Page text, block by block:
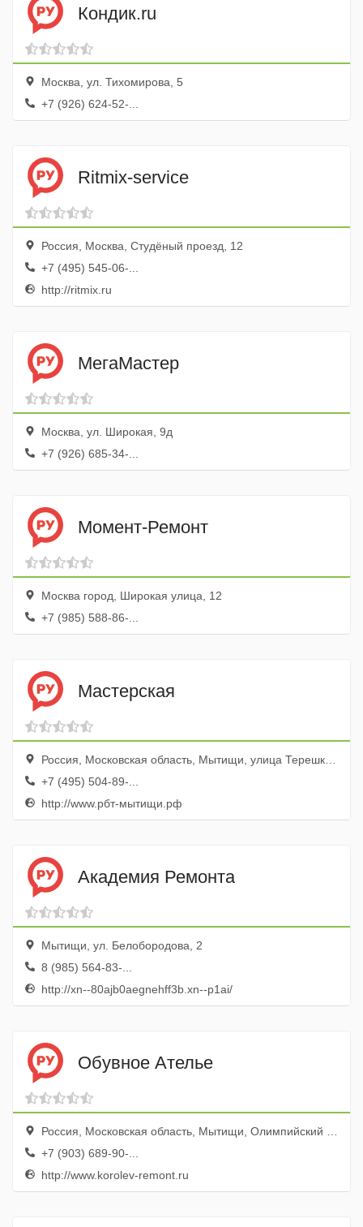
Кондик.ru
Москва, ул. Тихомирова, 5
+7 (926) 624-52-...
Ritmix-service
Россия, Москва, Студёный проезд, 12
+7 (495) 545-06-...
http://ritmix.ru
МегаМастер
Москва, ул. Широкая, 9д
+7 (926) 685-34-...
Момент-Ремонт
Москва город, Широкая улица, 12
+7 (985) 588-86-...
Мастерская
Россия, Московская область, Мытищи, улица Терешковой, 1А, Дом Быта, оф. 203
+7 (495) 504-89-...
http://www.рбт-мытищи.рф
Академия Ремонта
Мытищи, ул. Белобородова, 2
8 (985) 564-83-...
http://xn--80ajb0aegnehff3b.xn--p1ai/
Обувное Ателье
Россия, Московская область, Мытищи, Олимпийский проспект, 15/18
+7 (903) 689-90-...
http://www.korolev-remont.ru